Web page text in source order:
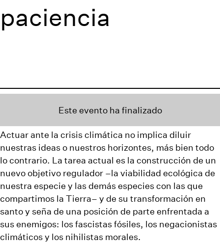
paciencia
Actuar ante la crisis climática no implica diluir
nuestras ideas o nuestros horizontes, más bien todo
lo contrario. La tarea actual es la construcción de un
nuevo objetivo regulador –la viabilidad ecológica de
nuestra especie y las demás especies con las que
compartimos la Tierra– y de su transformación en
santo y seña de una posición de parte enfrentada a
sus enemigos: los fascistas fósiles, los negacionistas
climáticos y los nihilistas morales.
Este evento ha finalizado